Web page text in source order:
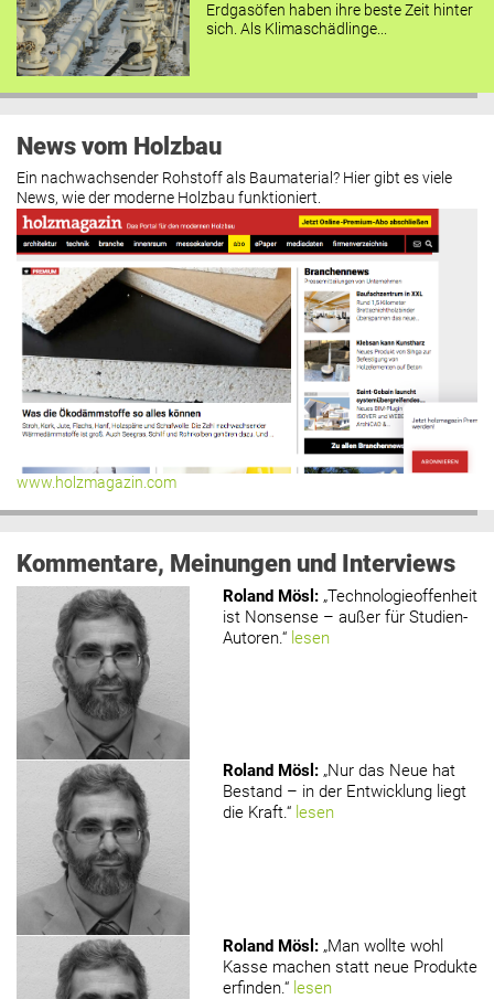
Erdgasöfen haben ihre beste Zeit hinter
sich. Als Klimaschädlinge...
News vom Holzbau
Ein nachwachsender Rohstoff als Baumaterial? Hier gibt es viele
News, wie der moderne Holzbau funktioniert.
www.holzmagazin.com
Kommentare, Meinungen und Interviews
Roland Mösl : „Technologieoffenheit
ist Nonsense – außer für Studien-
Autoren.“ lesen
Roland Mösl : „Nur das Neue hat
Bestand – in der Entwicklung liegt
die Kraft.“ lesen
Roland Mösl : „Man wollte wohl
Kasse machen statt neue Produkte
erfinden.“ lesen